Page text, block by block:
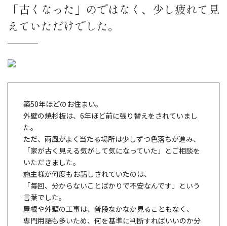
「古くなった」のではなく、少し疲れて見
えていただけでした。
築50年ほどのお住まい。
外壁の焼杉板は、6年ほど前に張り替えをされていまし
た。
ただ、雨風がよく当たる場所は少しずつ色落ちが進み、
「家が古く見える気がして気になっていた」とご相談を
いただきました。
施主様が何度もお話しされていたのは、
「毎回、分からないことばかりで不安なんです」という
言葉でした。
屋根や外壁の工事は、普段なかなか見ることもなく、
専門用語も多いため、何を基準に判断すればいいのか分